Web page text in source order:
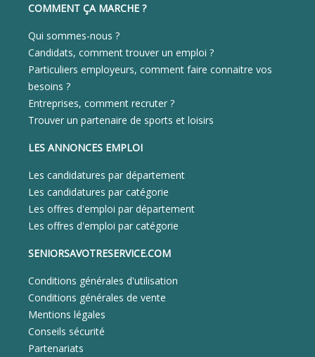
COMMENT ÇA MARCHE ?
Qui sommes-nous ?
Candidats, comment trouver un emploi ?
Particuliers employeurs, comment faire connaitre vos
besoins ?
Entreprises, comment recruter ?
Trouver un partenaire de sports et loisirs
LES ANNONCES EMPLOI
Les candidatures par département
Les candidatures par catégorie
Les offres d'emploi par département
Les offres d'emploi par catégorie
SENIORSAVOTRESERVICE.COM
Conditions générales d'utilisation
Conditions générales de vente
Mentions légales
Conseils sécurité
Partenariats